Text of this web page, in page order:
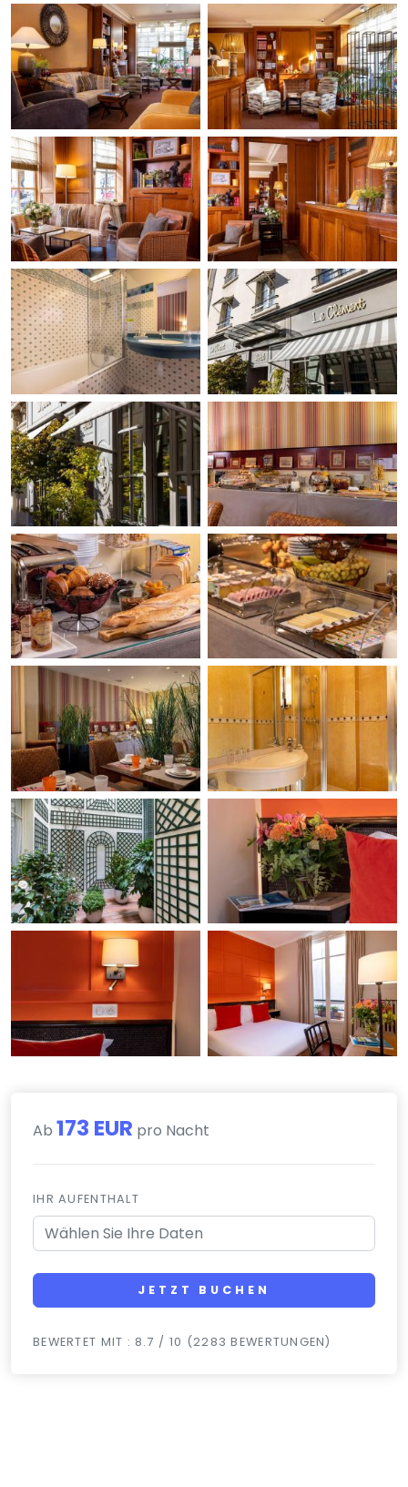
Ab 173 EUR pro Nacht
IHR AUFENTHALT
JETZT BUCHEN
BEWERTET MIT : 8.7 / 10 (2283 BEWERTUNGEN)